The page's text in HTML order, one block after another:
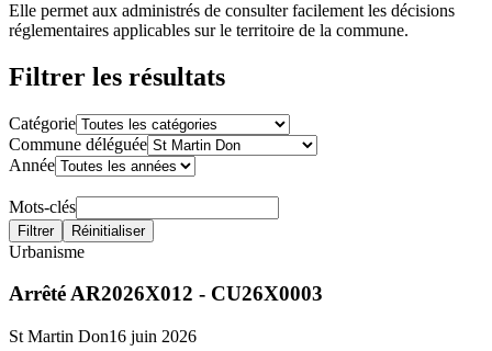
Elle permet aux administrés de consulter facilement les décisions
réglementaires applicables sur le territoire de la commune.
Filtrer les résultats
Catégorie
Commune déléguée
Année
Mots-clés
Filtrer Réinitialiser
Urbanisme
Arrêté AR2026X012 - CU26X0003
St Martin Don16 juin 2026